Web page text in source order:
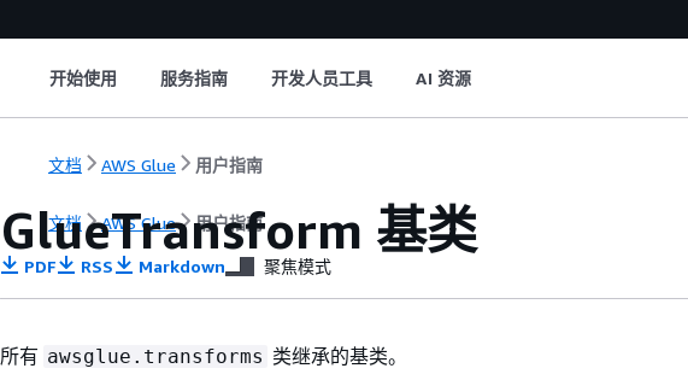
开始使用 服务指南 开发人员工具 AI 资源
文档 AWS Glue 用户指南
文档 AWS Glue 用户指南
GlueTransform 基类
PDF RSS Markdown 聚焦模式
所有 awsglue.transforms 类继承的基类。